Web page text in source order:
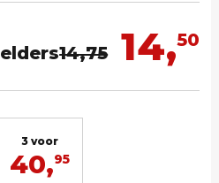
14,50
elders14,75
3 voor
40,95